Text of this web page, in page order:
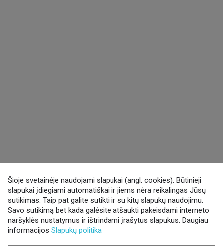
Šioje svetainėje naudojami slapukai (angl. cookies). Būtinieji
slapukai įdiegiami automatiškai ir jiems nėra reikalingas Jūsų
sutikimas. Taip pat galite sutikti ir su kitų slapukų naudojimu.
Savo sutikimą bet kada galėsite atšaukti pakeisdami interneto
naršyklės nustatymus ir ištrindami įrašytus slapukus. Daugiau
informacijos Slapukų politika